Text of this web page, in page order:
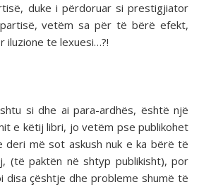
duke i përdoruar si prestigjiator
vetëm sa për të bërë efekt,
iluzione te lexuesi…?!
si dhe ai para-ardhës, është një
e këtij libri, jo vetëm pse publikohet
më sot askush nuk e ka bërë të
(të paktën në shtyp publikisht), por
disa çështje dhe probleme shumë të